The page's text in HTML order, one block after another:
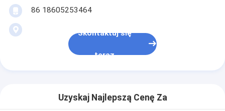
86 18605253464
Skontaktuj się
teraz
Uzyskaj Najlepszą Cenę Za